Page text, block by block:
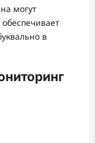
могут
в